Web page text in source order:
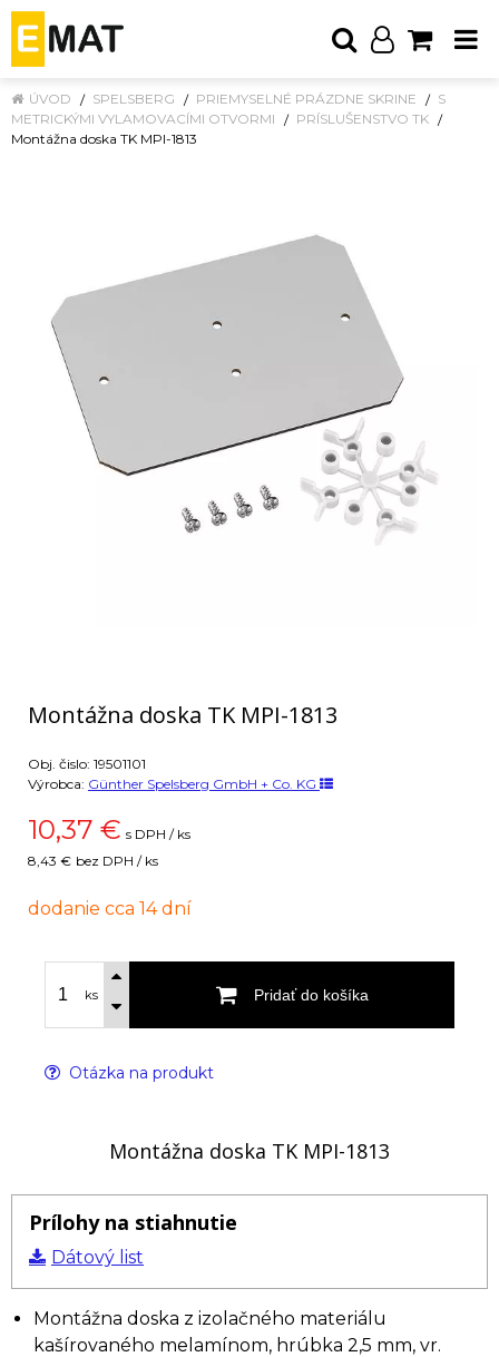
ÚVOD SPELSBERG PRIEMYSELNÉ PRÁZDNE SKRINE
S
METRICKÝMI VYLAMOVACÍMI OTVORMI
PRÍSLUŠENSTVO TK
Montážna doska TK MPI-1813
Montážna doska TK MPI-1813
Obj. čislo: 19501101
Výrobca: Günther Spelsberg GmbH + Co. KG
10,37 € s DPH / ks
8,43 € bez DPH / ks
dodanie cca 14 dní
ks Pridať do košíka
Otázka na produkt
Montážna doska TK MPI-1813
Prílohy na stiahnutie
Dátový list
Montážna doska z izolačného materiálu
kašírovaného melamínom, hrúbka 2,5 mm, vr.